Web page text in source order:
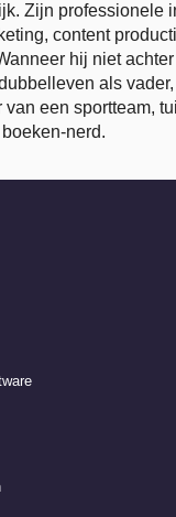
Zijn professionele
content
hij niet
als
een sportteam,
nerd.